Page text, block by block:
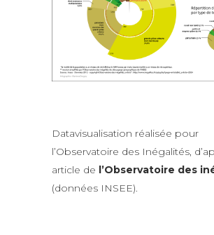
Datavisualisation réalisée pour
l’Observatoire des Inégalités,
article de l’Observatoire des
(données INSEE).